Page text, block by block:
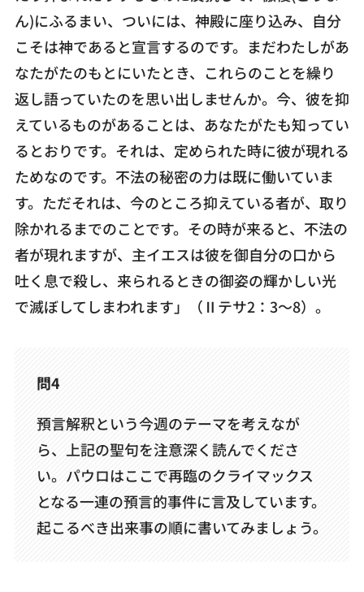
ん)にふるまい、ついには、神殿に座り込み、自分
こそは神であると宣言するのです。まだわたしがあ
なたがたのもとにいたとき、これらのことを繰り
返し語っていたのを思い出しませんか。今、彼を抑
えているものがあることは、あなたがたも知ってい
るとおりです。それは、定められた時に彼が現れる
ためなのです。不法の秘密の力は既に働いていま
す。ただそれは、今のところ抑えている者が、取り
除かれるまでのことです。その時が来ると、不法の
者が現れますが、主イエスは彼を御自分の口から
吐く息で殺し、来られるときの御姿の輝かしい光
で滅ぼしてしまわれます」（Ⅱテサ2：3～8）。
問4
預言解釈という今週のテーマを考えなが
ら、上記の聖句を注意深く読んでくださ
い。パウロはここで再臨のクライマックス
となる一連の預言的事件に言及しています。
起こるべき出来事の順に書いてみましょう。